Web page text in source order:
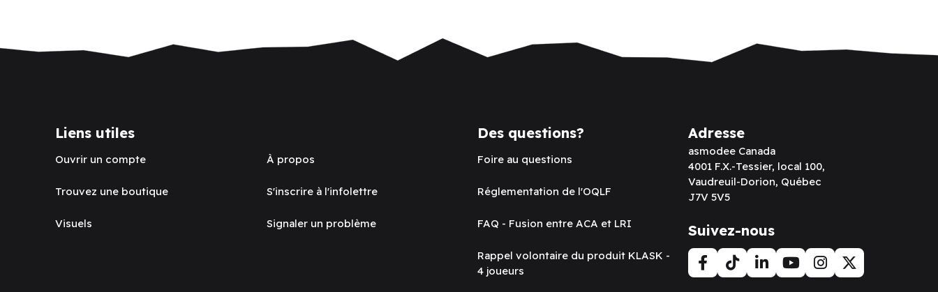
Liens utiles
Ouvrir un compte
Trouvez une boutique
Visuels
À propos
S'inscrire à l'infolettre
Signaler un problème
Des questions?
Foire au questions
Réglementation de l'OQLF
FAQ - Fusion entre ACA et LRI
Rappel volontaire du produit KLASK -
4 joueurs
Adresse
asmodee Canada
4001 F.X.-Tessier, local 100,
Vaudreuil-Dorion, Québec
J7V 5V5
Suivez-nous